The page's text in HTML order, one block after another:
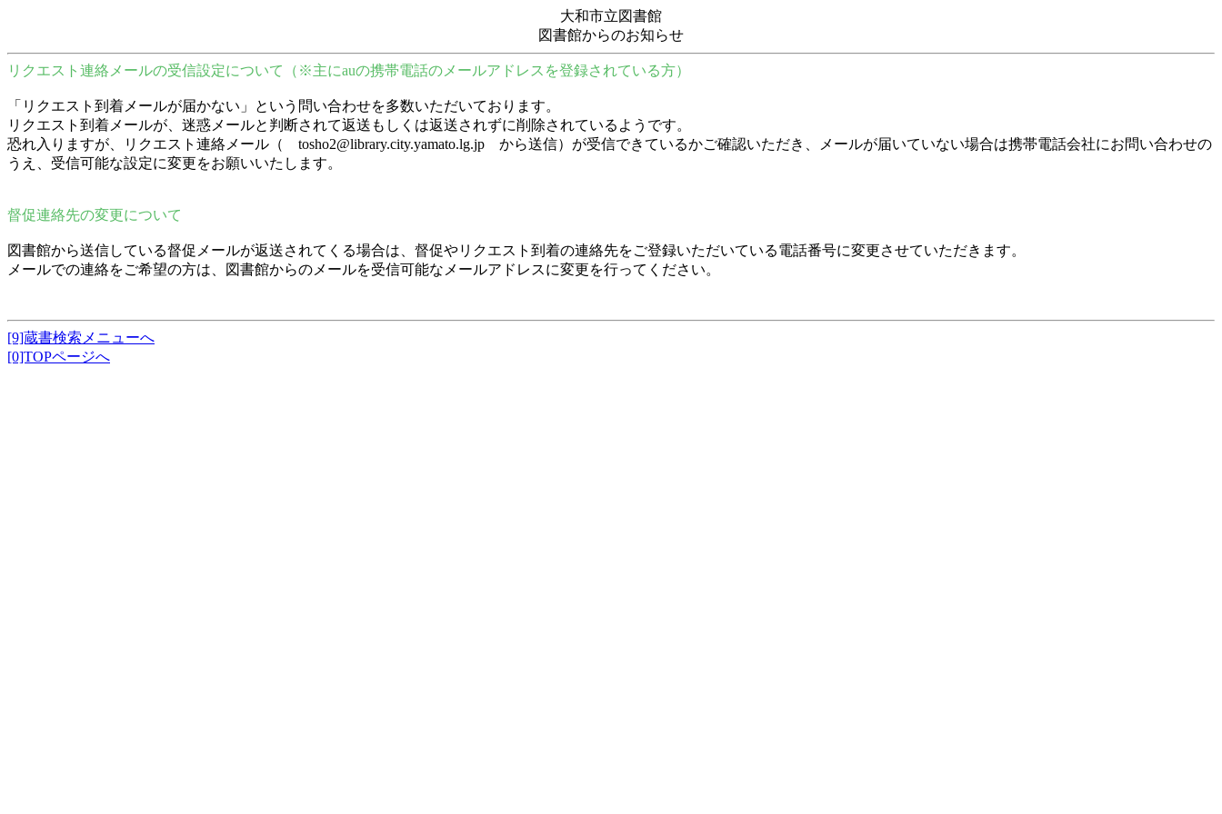
大和市立図書館
図書館からのお知らせ
リクエスト連絡メールの受信設定について（※主にauの携帯電話のメールアドレスを登録されている方）
「リクエスト到着メールが届かない」という問い合わせを多数いただいております。
リクエスト到着メールが、迷惑メールと判断されて返送もしくは返送されずに削除されているようです。
恐れ入りますが、リクエスト連絡メール（ tosho2@library.city.yamato.lg.jp から送信）が受信できているかご確認いただき、メールが届いていない場合は携帯電話会社にお問い合わせの
うえ、受信可能な設定に変更をお願いいたします。
督促連絡先の変更について
図書館から送信している督促メールが返送されてくる場合は、督促やリクエスト到着の連絡先をご登録いただいている電話番号に変更させていただきます。
メールでの連絡をご希望の方は、図書館からのメールを受信可能なメールアドレスに変更を行ってください。
[9]蔵書検索メニューへ
[0]TOPページへ